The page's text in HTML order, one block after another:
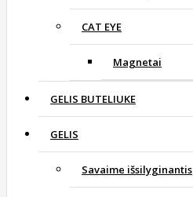
CAT EYE
Magnetai
GELIS BUTELIUKE
GELIS
Savaime išsilyginantis